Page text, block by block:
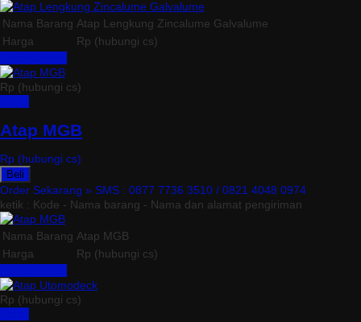
Nama Barang Atap Lengkung Zincalume Galvalume
Harga
Rp (hubungi cs)
Rp (hubungi cs)
Atap MGB
Rp (hubungi cs)
Beli
Order Sekarang » SMS : 0877 7736 3510 / 0821 4048 0974
ketik : Kode - Nama barang - Nama dan alamat pengiriman
Nama Barang Atap MGB
Harga
Rp (hubungi cs)
Rp (hubungi cs)